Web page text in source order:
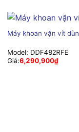
Máy khoan vặn vít
Model: DDF482RFE
Giá:6,290,900₫